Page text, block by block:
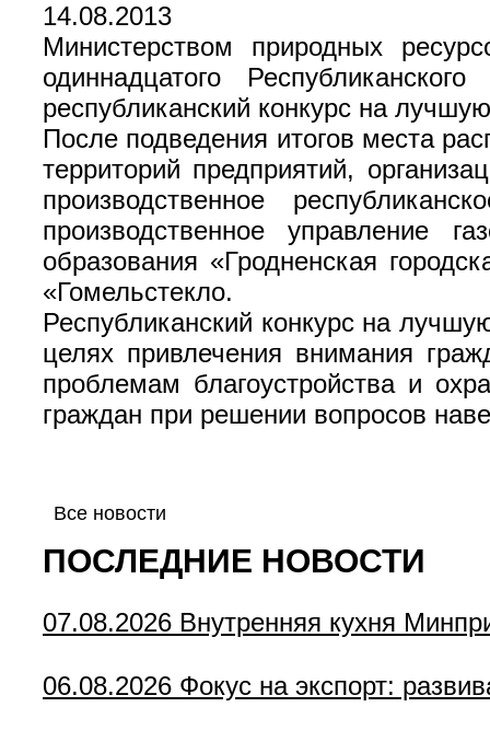
14.08.2013
Министерством природных
одиннадцатого
республиканский конкурс на
После подведения итогов места
территорий предприятий,
производственное
производственное управление
образования «Гродненская
«Гомельстекло.
Республиканский конкурс на
целях привлечения внимания
проблемам благоустройства и
граждан при решении вопросов
Все новости
ПОСЛЕДНИЕ НОВОСТИ
07.08.2026 Внутренняя кухня
06.08.2026 Фокус на экспорт: